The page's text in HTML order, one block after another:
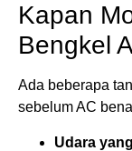
Kapan
Bengkel
Ada beberapa
sebelum AC
Udara